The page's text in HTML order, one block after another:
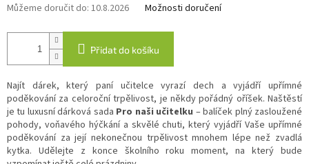
Můžeme doručit do: 10.8.2026 Možnosti doručení
Přidat do košíku
Najít dárek, který paní učitelce vyrazí dech a vyjádří upřímné
poděkování za celoroční trpělivost, je někdy pořádný oříšek. Naštěstí
je tu luxusní dárková sada Pro naši učitelku – balíček plný zasloužené
pohody, voňavého hýčkání a skvělé chuti, který vyjádří Vaše upřímné
poděkování za její nekonečnou trpělivost mnohem lépe než zvadlá
kytka. Udělejte z konce školního roku moment, na který bude